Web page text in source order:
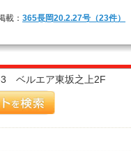
載： 365長岡20.2.27号（23件）
3 ベルエア東坂之上2F